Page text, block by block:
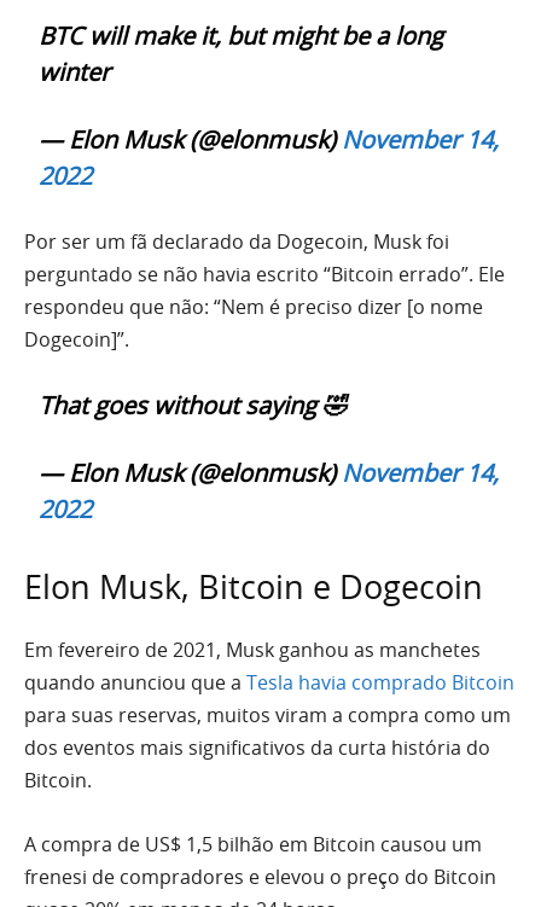
BTC will make it, but might be a long
winter
— Elon Musk (@elonmusk)November 14,
2022
Por ser um fã declarado da Dogecoin, Musk foi
perguntado se não havia escrito “Bitcoin errado”. Ele
respondeu que não: “Nem é preciso dizer [o nome
Dogecoin]”.
That goes without saying 🤣
— Elon Musk (@elonmusk)November 14,
2022
Elon Musk, Bitcoin e Dogecoin
Em fevereiro de 2021, Musk ganhou as manchetes
quando anunciou que a Tesla havia comprado Bitcoin
para suas reservas, muitos viram a compra como um
dos eventos mais significativos da curta história do
Bitcoin.
A compra de US$ 1,5 bilhão em Bitcoin causou um
frenesi de compradores e elevou o preço do Bitcoin